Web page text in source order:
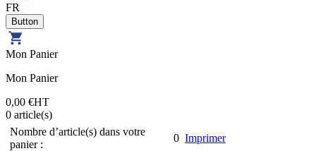
FR
Mon Panier
Mon Panier
0,00 €HT
0 article(s)
Nombre d’article(s) dans votre
panier :
0 Imprimer